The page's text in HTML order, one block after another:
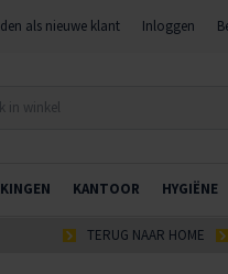
als nieuwe klant Inloggen
KANTOOR HYGIËNE
TERUG NAAR HOME